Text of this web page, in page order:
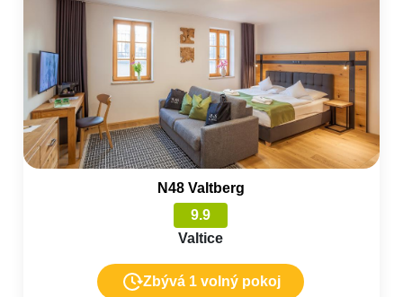
N48 Valtberg
9.9
Valtice
Zbývá 1 volný pokoj